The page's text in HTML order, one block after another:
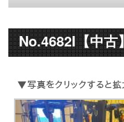
No.4682I【中古